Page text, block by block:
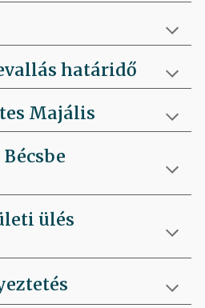
határidő
Majális
ülés